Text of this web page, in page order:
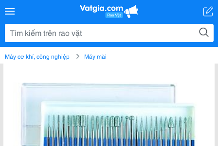
Máy cơ khí, công nghiệp Máy mài